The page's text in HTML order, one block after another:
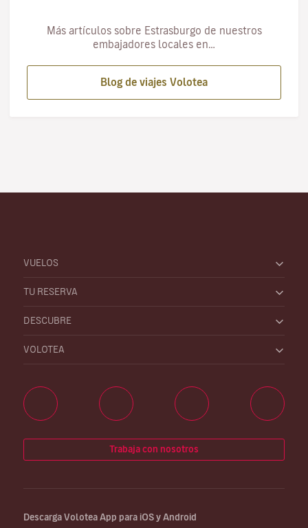
Más artículos sobre Estrasburgo de nuestros
embajadores locales en…
Blog de viajes Volotea
VUELOS
TU RESERVA
DESCUBRE
VOLOTEA
Trabaja con nosotros
Descarga Volotea App para iOS y Android